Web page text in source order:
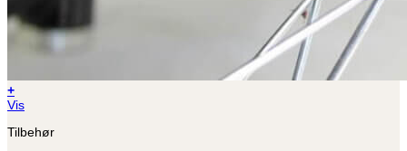
+
Vis
Tilbehør